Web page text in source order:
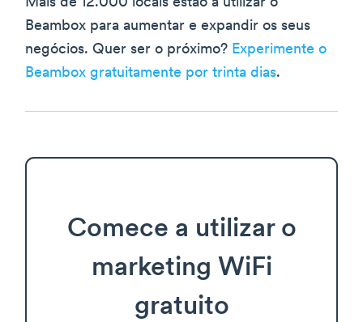
Beambox para aumentar e expandir os seus
negócios. Quer ser o próximo? Experimente o
Beambox gratuitamente por trinta dias.
Comece a utilizar o
marketing WiFi
gratuito